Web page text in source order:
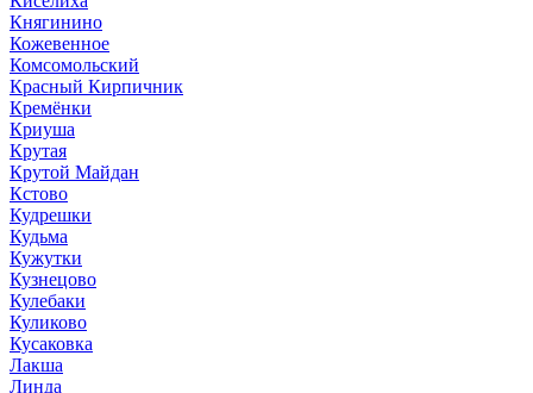
Княгинино
Кожевенное
Комсомольский
Красный Кирпичник
Кремёнки
Криуша
Крутая
Крутой Майдан
Кстово
Кудрешки
Кудьма
Кужутки
Кузнецово
Кулебаки
Куликово
Кусаковка
Лакша
Линда